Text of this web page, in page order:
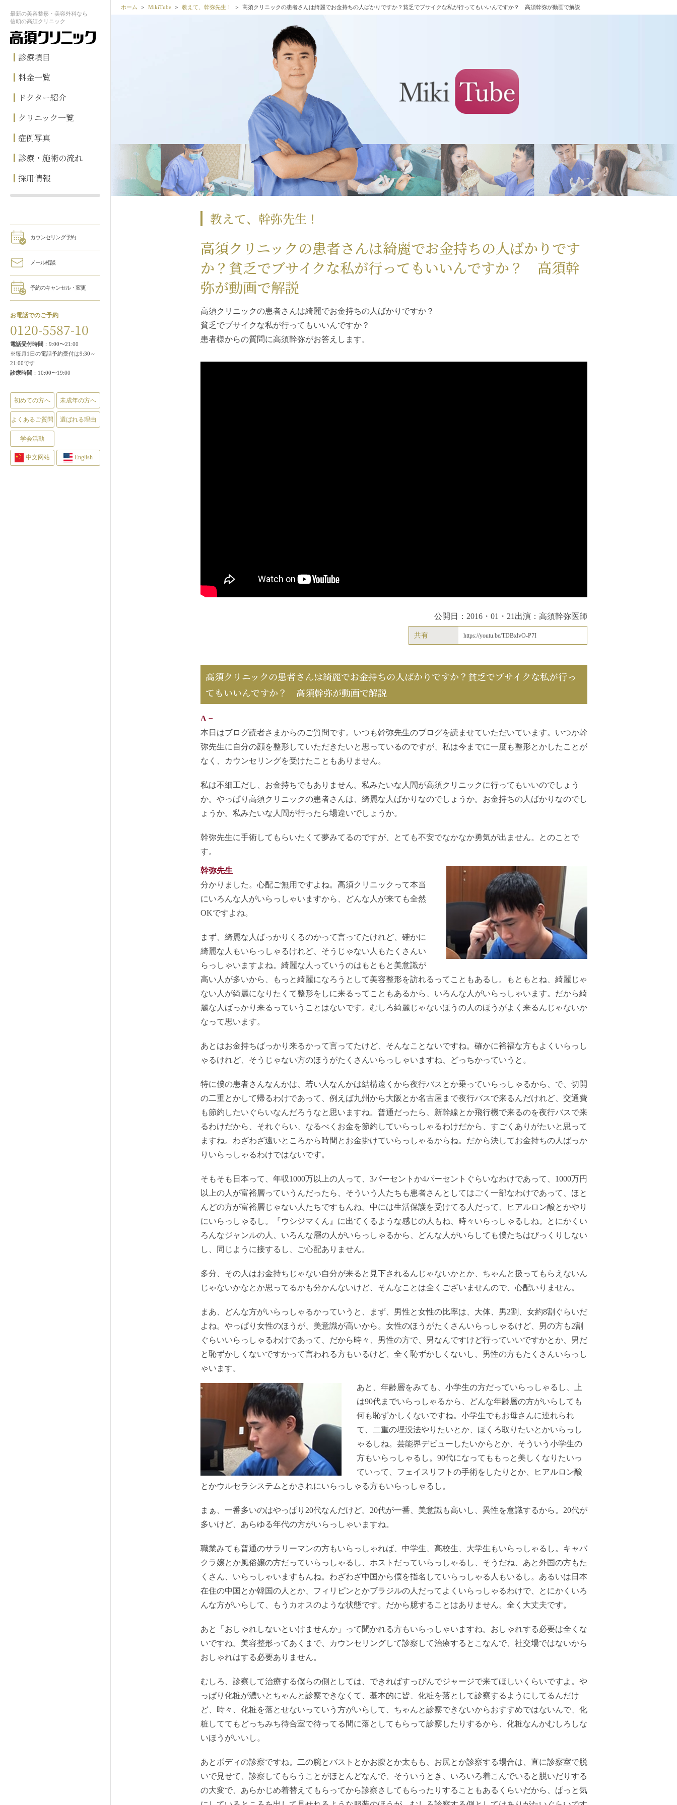
最新の美容整形・美容外科なら
信頼の高須クリニック
診療項目
料金一覧
ドクター紹介
クリニック一覧
症例写真
診療・施術の流れ
採用情報
カウンセリング予約
メール相談
予約のキャンセル・変更
お電話でのご予約
0120-5587-10
電話受付時間 ：9:00〜21:00
※毎月1日の電話予約受付は9:30～
21:00です
診療時間 ：10:00〜19:00
初めての方へ 未成年の方へ
よくあるご質問 選ばれる理由
学会活動
中文网站 English
ホーム MikiTube 教えて、幹弥先生！ 高須クリニックの患者さんは綺麗でお金持ちの人ばかりですか？貧乏でブサイクな私が行ってもいいんですか？ 高須幹弥が動画で解説
教えて、幹弥先生！
高須クリニックの患者さんは綺麗でお金持ちの人ばかりです
か？貧乏でブサイクな私が行ってもいいんですか？ 高須幹
弥が動画で解説
高須クリニックの患者さんは綺麗でお金持ちの人ばかりですか？
貧乏でブサイクな私が行ってもいいんですか？
患者様からの質問に高須幹弥がお答えします。
公開日：2016・01・21 出演：高須幹弥医師
共有 https://youtu.be/TDBxlvO-P7I
高須クリニックの患者さんは綺麗でお金持ちの人ばかりですか？貧乏でブサイクな私が行っ
てもいいんですか？ 高須幹弥が動画で解説
A－
本日はブログ読者さまからのご質問です。いつも幹弥先生のブログを読ませていただいています。いつか幹
弥先生に自分の顔を整形していただきたいと思っているのですが、私は今までに一度も整形とかしたことが
なく、カウンセリングを受けたこともありません。
私は不細工だし、お金持ちでもありません。私みたいな人間が高須クリニックに行ってもいいのでしょう
か。やっぱり高須クリニックの患者さんは、綺麗な人ばかりなのでしょうか。お金持ちの人ばかりなのでし
ょうか。私みたいな人間が行ったら場違いでしょうか。
幹弥先生に手術してもらいたくて夢みてるのですが、とても不安でなかなか勇気が出ません。とのことで
す。
幹弥先生
分かりました。心配ご無用ですよね。高須クリニックって本当
にいろんな人がいらっしゃいますから、どんな人が来ても全然
OKですよね。
まず、綺麗な人ばっかりくるのかって言ってたけれど、確かに
綺麗な人もいらっしゃるけれど、そうじゃない人もたくさんい
らっしゃいますよね。綺麗な人っていうのはもともと美意識が
高い人が多いから、もっと綺麗になろうとして美容整形を訪れるってこともあるし。もともとね、綺麗じゃ
ない人が綺麗になりたくて整形をしに来るってこともあるから、いろんな人がいらっしゃいます。だから綺
麗な人ばっかり来るっていうことはないです。むしろ綺麗じゃないほうの人のほうがよく来るんじゃないか
なって思います。
あとはお金持ちばっかり来るかって言ってたけど、そんなことないですね。確かに裕福な方もよくいらっし
ゃるけれど、そうじゃない方のほうがたくさんいらっしゃいますね、どっちかっていうと。
特に僕の患者さんなんかは、若い人なんかは結構遠くから夜行バスとか乗っていらっしゃるから、で、切開
の二重とかして帰るわけであって、例えば九州から大阪とか名古屋まで夜行バスで来るんだけれど、交通費
も節約したいぐらいなんだろうなと思いますね。普通だったら、新幹線とか飛行機で来るのを夜行バスで来
るわけだから、それぐらい、なるべくお金を節約していらっしゃるわけだから、すごくありがたいと思って
ますね。わざわざ遠いところから時間とお金掛けていらっしゃるからね。だから決してお金持ちの人ばっか
りいらっしゃるわけではないです。
そもそも日本って、年収1000万以上の人って、3パーセントか4パーセントぐらいなわけであって、1000万円
以上の人が富裕層っていうんだったら、そういう人たちも患者さんとしてはごく一部なわけであって、ほと
んどの方が富裕層じゃない人たちですもんね。中には生活保護を受けてる人だって、ヒアルロン酸とかやり
にいらっしゃるし。『ウシジマくん』に出てくるような感じの人もね、時々いらっしゃるしね。とにかくい
ろんなジャンルの人、いろんな層の人がいらっしゃるから、どんな人がいらしても僕たちはびっくりしない
し、同じように接するし、ご心配ありません。
多分、その人はお金持ちじゃない自分が来ると見下されるんじゃないかとか、ちゃんと扱ってもらえないん
じゃないかなとか思ってるかも分かんないけど、そんなことは全くございませんので、心配いりません。
まあ、どんな方がいらっしゃるかっていうと、まず、男性と女性の比率は、大体、男2割、女約8割ぐらいだ
よね。やっぱり女性のほうが、美意識が高いから。女性のほうがたくさんいらっしゃるけど、男の方も2割
ぐらいいらっしゃるわけであって、だから時々、男性の方で、男なんですけど行っていいですかとか、男だ
と恥ずかしくないですかって言われる方もいるけど、全く恥ずかしくないし、男性の方もたくさんいらっし
ゃいます。
あと、年齢層をみても、小学生の方だっていらっしゃるし、上
は90代までいらっしゃるから、どんな年齢層の方がいらしても
何も恥ずかしくないですね。小学生でもお母さんに連れられ
て、二重の埋没法やりたいとか、ほくろ取りたいとかいらっし
ゃるしね。芸能界デビューしたいからとか、そういう小学生の
方もいらっしゃるし。90代になってももっと美しくなりたいっ
ていって、フェイスリフトの手術をしたりとか、ヒアルロン酸
とかウルセラシステム とかされにいらっしゃる方もいらっしゃるし。
まぁ、一番多いのはやっぱり20代なんだけど。20代が一番、美意識も高いし、異性を意識するから。20代が
多いけど、あらゆる年代の方がいらっしゃいますね。
職業みても普通のサラリーマンの方もいらっしゃれば、中学生、高校生、大学生もいらっしゃるし。キャバ
クラ嬢とか風俗嬢の方だっていらっしゃるし、ホストだっていらっしゃるし、そうだね、あと外国の方もた
くさん、いらっしゃいますもんね。わざわざ中国から僕を指名していらっしゃる人もいるし。あるいは日本
在住の中国とか韓国の人とか、フィリピンとかブラジルの人だってよくいらっしゃるわけで、とにかくいろ
んな方がいらして、もうカオスのような状態です。だから臆することはありません。全く大丈夫です。
あと「おしゃれしないといけませんか」って聞かれる方もいらっしゃいますね。おしゃれする必要は全くな
いですね。美容整形ってあくまで、カウンセリングして診察して治療するとこなんで、社交場ではないから
おしゃれはする必要ありません。
むしろ、診察して治療する僕らの側としては、できればすっぴんでジャージで来てほしいくらいですよ。や
っぱり化粧が濃いとちゃんと診察できなくて、基本的に皆、化粧を落として診察するようにしてるんだけ
ど、時々、化粧を落とせないっていう方がいらして、ちゃんと診察できないからおすすめではないんで、化
粧しててもどっちみち待合室で待ってる間に落としてもらって診察したりするから、化粧なんかむしろしな
いほうがいいし。
あとボディの診察ですね。二の腕とバストとかお腹とか太もも、お尻とか診察する場合は、直に診察室で脱
いで見せて、診察してもらうことがほとんどなんで、そういうとき、いろいろ着こんでいると脱いだりする
の大変で、あらかじめ着替えてもらってから診察さしてもらったりすることもあるくらいだから、ぱっと気